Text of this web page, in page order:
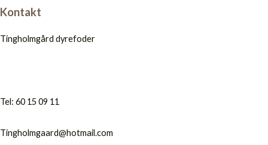
Kontakt
Tingholmgård dyrefoder
Tel: 60 15 09 11
Tingholmgaard@hotmail.com